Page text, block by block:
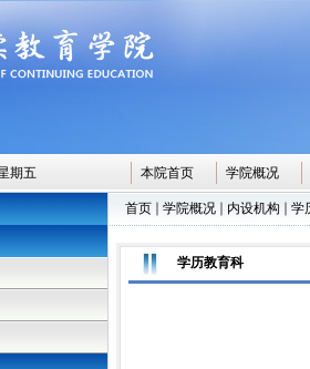
期五 本院首页 学院概况
首页 学院概况 内设机构 学
学历教育科